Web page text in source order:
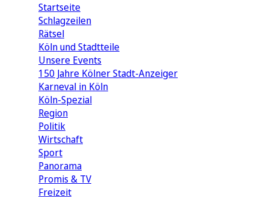
Startseite
Schlagzeilen
Rätsel
Köln und Stadtteile
Unsere Events
150 Jahre Kölner Stadt-Anzeiger
Karneval in Köln
Köln-Spezial
Region
Politik
Wirtschaft
Sport
Panorama
Promis & TV
Freizeit